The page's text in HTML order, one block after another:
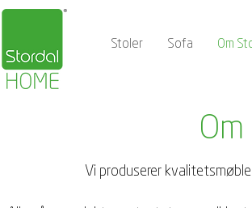
Stoler Sofa Om
Vi produserer